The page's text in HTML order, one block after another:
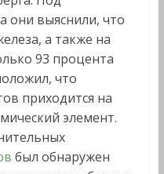
они выяснили, что
а также на
93 процента
что
приходится на
элемент.
был обнаружен